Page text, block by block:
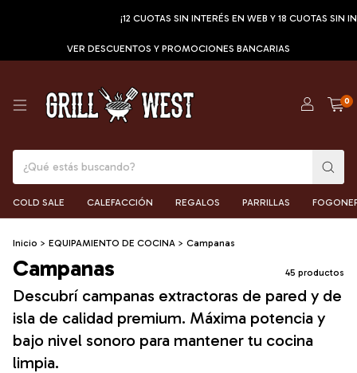
¡12 CUOTAS SIN INTERÉS EN WEB Y 18 CUOTAS SIN
VER DESCUENTOS Y PROMOCIONES BANCARIAS
0
COLD SALE CALEFACCIÓN REGALOS PARRILLAS
Inicio > EQUIPAMIENTO DE COCINA > Campanas
Campanas 45 productos
Descubrí campanas extractoras de pared y de
isla de calidad premium. Máxima potencia y
bajo nivel sonoro para mantener tu cocina
limpia.